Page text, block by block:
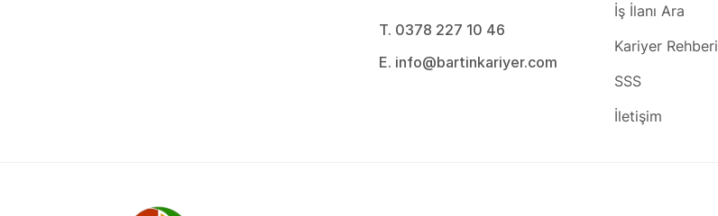
T. 0378 227 10 46
E. info@bartinkariyer.com
İş İlanı Ara
Kariyer Rehberi
SSS
İletişim